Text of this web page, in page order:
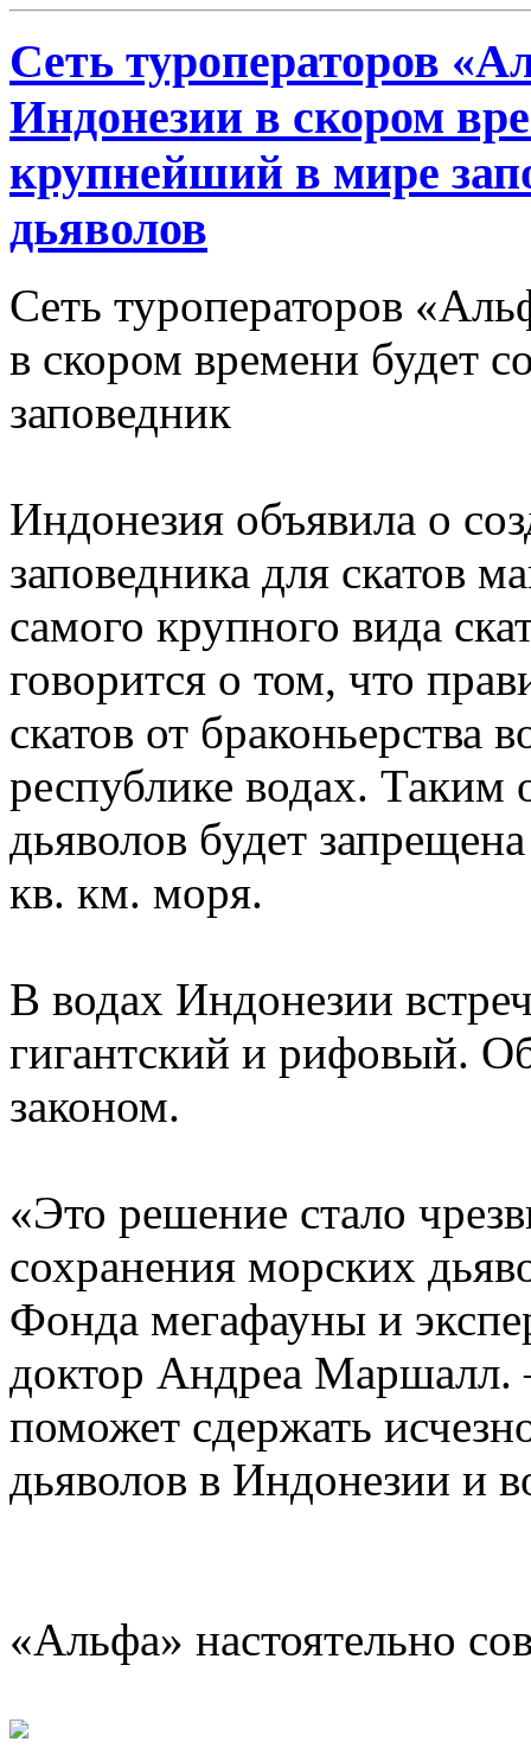
Сеть туроператоров
Индонезии в скором
крупнейший в мире
дьяволов
Сеть туроператоров
в скором времени будет
заповедник
Индонезия объявила о
заповедника для скатов
самого крупного вида
говорится о том, что
скатов от браконьерства
республике водах. Таким
дьяволов будет
кв. км. моря.
В водах Индонезии
гигантский и рифовый.
законом.
«Это решение стало
сохранения морских
Фонда мегафауны и
доктор Андреа Маршалл.
поможет сдержать
дьяволов в Индонезии и
«Альфа» настоятельно